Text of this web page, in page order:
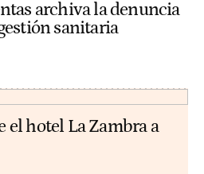
archiva la denuncia
sanitaria
el hotel La Zambra a